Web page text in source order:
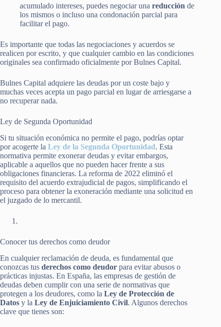
acumulado intereses, puedes negociar una reducción de
los mismos o incluso una condonación parcial para
facilitar el pago.
Es importante que todas las negociaciones y acuerdos se
realicen por escrito, y que cualquier cambio en las condiciones
originales sea confirmado oficialmente por Bulnes Capital.
Bulnes Capital adquiere las deudas por un coste bajo y
muchas veces acepta un pago parcial en lugar de arriesgarse a
no recuperar nada.
Ley de Segunda Oportunidad
Si tu situación económica no permite el pago, podrías optar
por acogerte la Ley de la Segunda Oportunidad. Esta
normativa permite exonerar deudas y evitar embargos,
aplicable a aquellos que no pueden hacer frente a sus
obligaciones financieras. La reforma de 2022 eliminó el
requisito del acuerdo extrajudicial de pagos, simplificando el
proceso para obtener la exoneración mediante una solicitud en
el juzgado de lo mercantil.
Conocer tus derechos como deudor
En cualquier reclamación de deuda, es fundamental que
conozcas tus derechos como deudor para evitar abusos o
prácticas injustas. En España, las empresas de gestión de
deudas deben cumplir con una serie de normativas que
protegen a los deudores, como la Ley de Protección de
Datos y la Ley de Enjuiciamiento Civil. Algunos derechos
clave que tienes son: